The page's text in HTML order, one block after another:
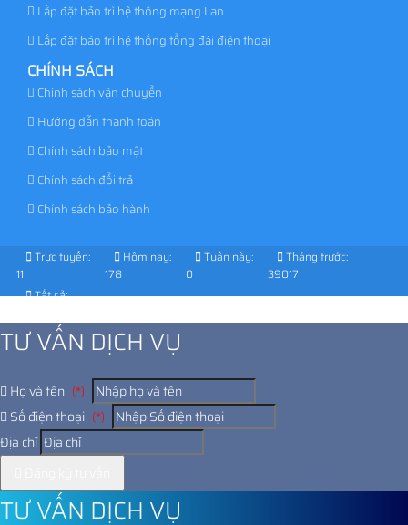
Lắp đặt bảo trì hệ thống mạng Lan
Lắp đặt bảo trì hệ thống tổng đài điện thoại
CHÍNH SÁCH
Chính sách vận chuyển
Hướng dẫn thanh toán
Chính sách bảo mật
Chính sách đổi trả
Chính sách bảo hành
Trực tuyến:
11
Hôm nay:
178
Tuần này:
0
Tháng trước:
39017
Tất cả:
TƯ VẤN DỊCH VỤ
Họ và tên (*)
Số điện thoại (*)
Địa chỉ
TƯ VẤN DỊCH VỤ